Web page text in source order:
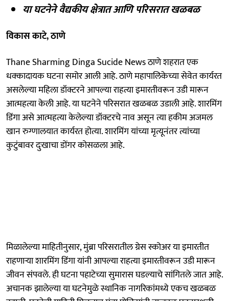
या घटनेने वैद्यकीय क्षेत्रात आणि परिसरात खळबळ
विकास काटे, ठाणे
Thane Sharming Dinga Sucide News ठाणे शहरात एक
धक्कादायक घटना समोर आली आहे. ठाणे महापालिकेच्या सेवेत कार्यरत
असलेल्या महिला डॉक्टरने आपल्या राहत्या इमारतीवरून उडी मारून
आत्महत्या केली आहे. या घटनेने परिसरात खळबळ उडाली आहे. शारमिंग
डिंगा असे आत्महत्या केलेल्या डॉक्टरचे नाव असून त्या हकीम अजमल
खान रुग्णालयात कार्यरत होत्या. शारमिंग यांच्या मृत्यूनंतर त्यांच्या
कुटुंबावर दुःखाचा डोंगर कोसळला आहे.
मिळालेल्या माहितीनुसार, मुंब्रा परिसरातील ग्रेस स्कोअर या इमारतीत
राहणाऱ्या शारमिंग डिंगा यांनी आपल्या राहत्या इमारतीवरून उडी मारून
जीवन संपवले. ही घटना पहाटेच्या सुमारास घडल्याचे सांगितले जात आहे.
अचानक झालेल्या या घटनेमुळे स्थानिक नागरिकांमध्ये एकच खळबळ